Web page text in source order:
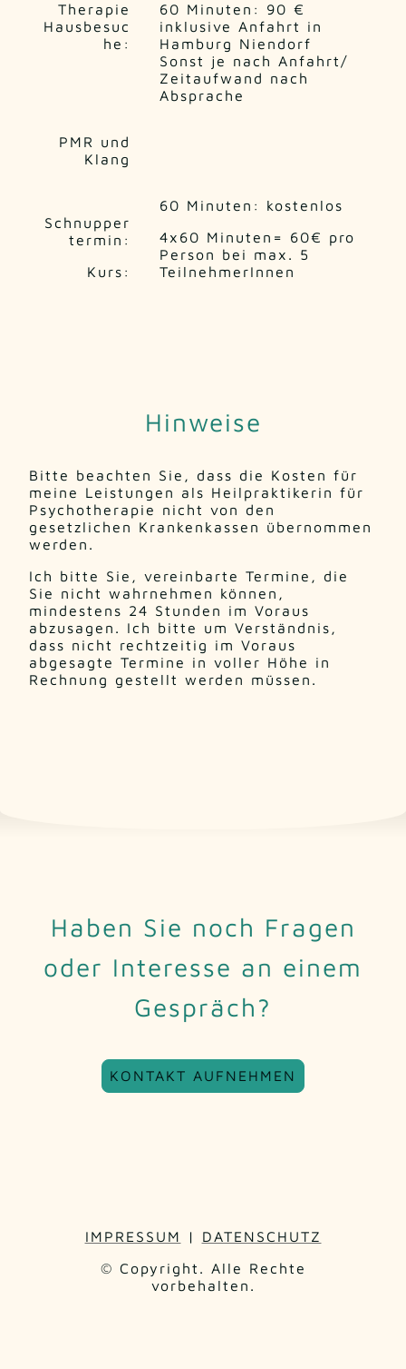
Therapie
Hausbesuc
he:
60 Minuten: 90 €
inklusive Anfahrt in
Hamburg Niendorf
Sonst je nach Anfahrt/
Zeitaufwand nach
Absprache
PMR und
Klang
Schnupper
termin:
Kurs:
60 Minuten: kostenlos
4x60 Minuten= 60€ pro
Person bei max. 5
TeilnehmerInnen
Hinweise
Bitte beachten Sie, dass die Kosten für
meine Leistungen als Heilpraktikerin für
Psychotherapie nicht von den
gesetzlichen Krankenkassen übernommen
werden.
Ich bitte Sie, vereinbarte Termine, die
Sie nicht wahrnehmen können,
mindestens 24 Stunden im Voraus
abzusagen. Ich bitte um Verständnis,
dass nicht rechtzeitig im Voraus
abgesagte Termine in voller Höhe in
Rechnung gestellt werden müssen.
Haben Sie noch Fragen
oder Interesse an einem
Gespräch?
KONTAKT AUFNEHMEN
IMPRESSUM | DATENSCHUTZ
© Copyright. Alle Rechte
vorbehalten.